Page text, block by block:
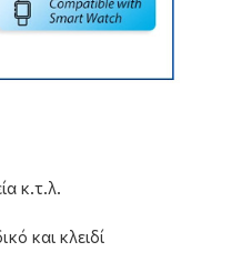
κ.τ.λ.
και κλειδί